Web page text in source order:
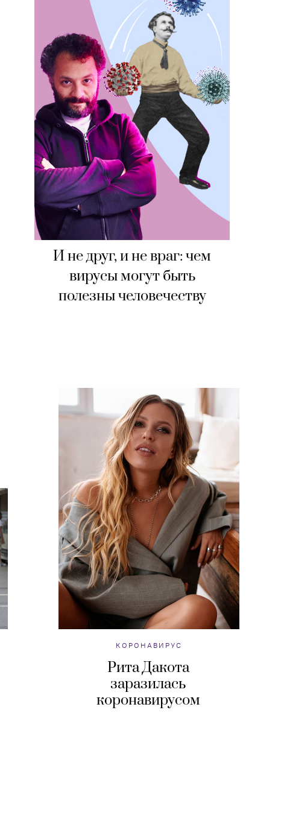
И не друг, и не враг: чем
вирусы могут быть
полезны человечеству
КОРОНАВИРУС
Рита Дакота
заразилась
коронавирусом